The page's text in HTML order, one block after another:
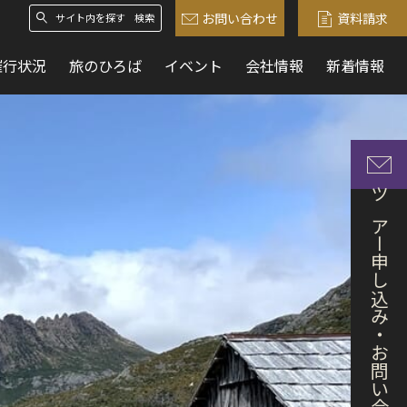
検索 お問い合わせ 資料請求
状況 旅のひろば イベント 会社情報 新着情報
ツアー申し込み・お問い合わせ